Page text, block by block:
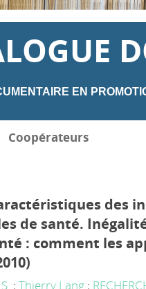
EN
Coopérateurs
des
de santé.
: comment les
;Thierry Lang ;